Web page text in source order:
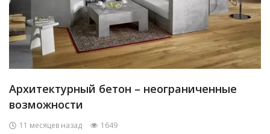
Архитектурный бетон – неограниченные
возможности
11 месяцев назад
1649